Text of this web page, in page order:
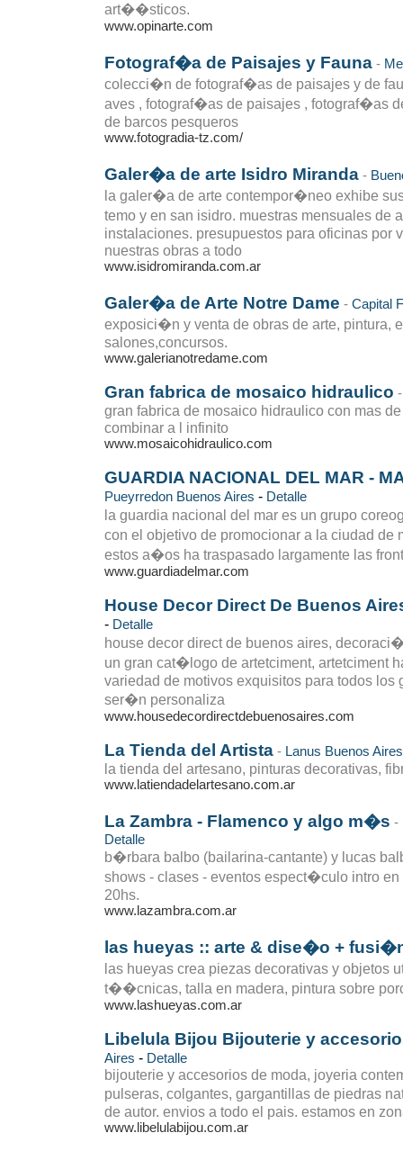
art��sticos.
www.opinarte.com
Fotograf�a de Paisajes y Fauna -
colecci�n de fotograf�as de paisajes y de
aves , fotograf�as de paisajes , fotograf�as
de barcos pesqueros
www.fotogradia-tz.com/
Galer�a de arte Isidro Miranda -
la galer�a de arte contempor�neo exhibe
temo y en san isidro. muestras mensuales
instalaciones. presupuestos para oficinas por
nuestras obras a todo
www.isidromiranda.com.ar
Galer�a de Arte Notre Dame - Capital
exposici�n y venta de obras de arte, pintura,
salones,concursos.
www.galerianotredame.com
Gran fabrica de mosaico hidraulico
gran fabrica de mosaico hidraulico con mas
combinar a l infinito
www.mosaicohidraulico.com
GUARDIA NACIONAL DEL MAR -
Pueyrredon Buenos Aires - Detalle
la guardia nacional del mar es un grupo
con el objetivo de promocionar a la ciudad
estos a�os ha traspasado largamente las
www.guardiadelmar.com
House Decor Direct De Buenos
- Detalle
house decor direct de buenos aires,
un gran cat�logo de artetciment, artetciment
variedad de motivos exquisitos para todos los
ser�n personaliza
www.housedecordirectdebuenosaires.com
La Tienda del Artista - Lanus Buenos Aires
la tienda del artesano, pinturas decorativas,
www.latiendadelartesano.com.ar
La Zambra - Flamenco y algo m�s -
Detalle
b�rbara balbo (bailarina-cantante) y lucas
shows - clases - eventos espect�culo intro
20hs.
www.lazambra.com.ar
las hueyas :: arte & dise�o +
las hueyas crea piezas decorativas y
t��cnicas, talla en madera, pintura sobre
www.lashueyas.com.ar
Libelula Bijou Bijouterie y
Aires - Detalle
bijouterie y accesorios de moda, joyeria
pulseras, colgantes, gargantillas de piedras
de autor. envios a todo el pais. estamos en
www.libelulabijou.com.ar